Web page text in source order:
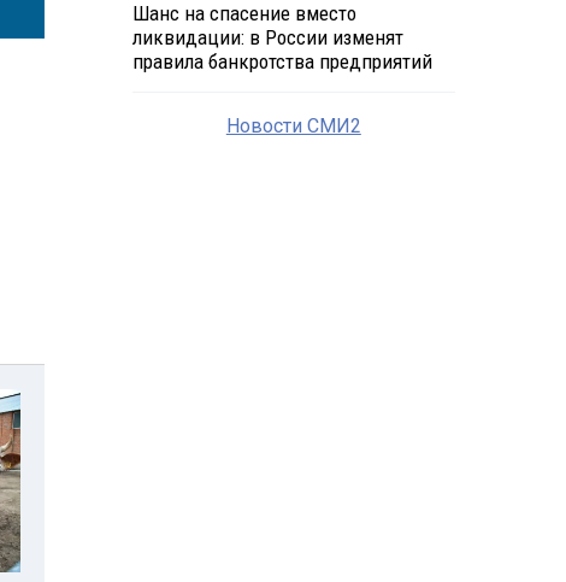
Шанс на спасение вместо
ликвидации: в России изменят
правила банкротства предприятий
Новости СМИ2